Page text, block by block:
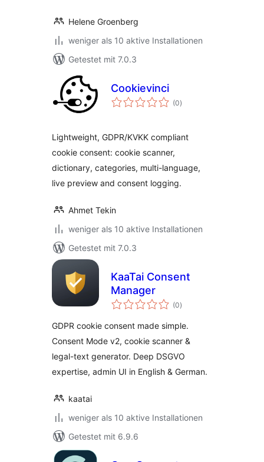
Helene Groenberg
weniger als 10 aktive Installationen
Getestet mit 7.0.3
Cookievinci
(0Bewertungen
insgesamt
)
Lightweight, GDPR/KVKK compliant
cookie consent: cookie scanner,
dictionary, categories, multi-language,
live preview and consent logging.
Ahmet Tekin
weniger als 10 aktive Installationen
Getestet mit 7.0.3
KaaTai Consent
Manager
(0Bewertungen
insgesamt
)
GDPR cookie consent made simple.
Consent Mode v2, cookie scanner &
legal-text generator. Deep DSGVO
expertise, admin UI in English & German.
kaatai
weniger als 10 aktive Installationen
Getestet mit 6.9.6